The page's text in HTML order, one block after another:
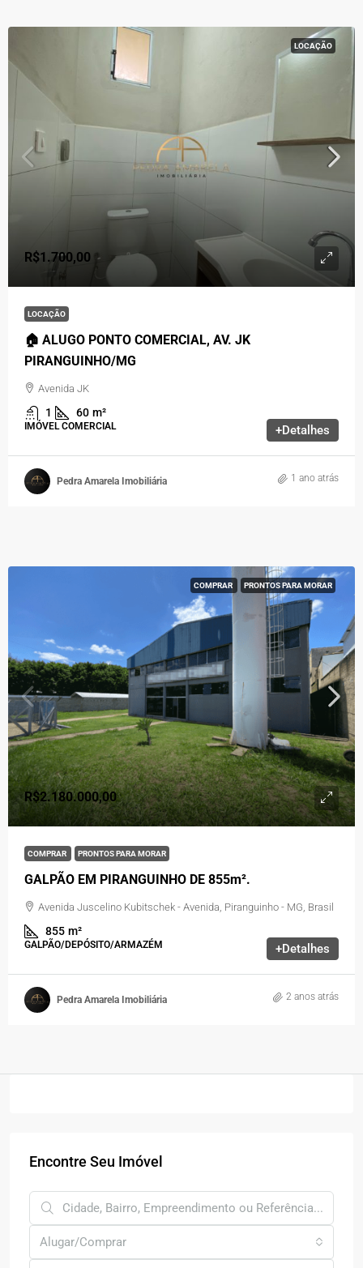
LOCAÇÃO
R$1.700,00
LOCAÇÃO
🏠 ALUGO PONTO COMERCIAL, AV. JK
PIRANGUINHO/MG
Avenida JK
1 60 m²
IMÓVEL COMERCIAL +Detalhes
Pedra Amarela Imobiliária 1 ano atrás
COMPRAR PRONTOS PARA MORAR
R$2.180.000,00
COMPRAR PRONTOS PARA MORAR
GALPÃO EM PIRANGUINHO DE 855m².
Avenida Juscelino Kubitschek - Avenida, Piranguinho - MG, Brasil
855 m²
GALPÃO/DEPÓSITO/ARMAZÉM +Detalhes
Pedra Amarela Imobiliária 2 anos atrás
Encontre Seu Imóvel
Alugar/Comprar